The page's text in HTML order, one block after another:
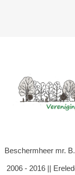
Beschermheer mr.
2006 - 2016 ||